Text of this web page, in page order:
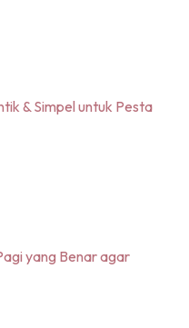
& Simpel untuk Pesta
yang Benar agar